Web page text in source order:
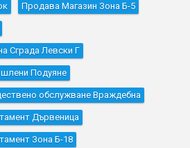
Продава Магазин Зона Б-5
Сграда Левски Г
Подуяне
обслужване Враждебна
Дървеница
Зона Б-18